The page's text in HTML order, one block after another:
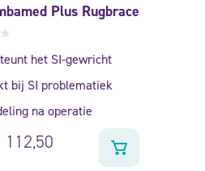
Plus Rugbrace
het SI-gewricht
bij SI problematiek
na operatie
112,50